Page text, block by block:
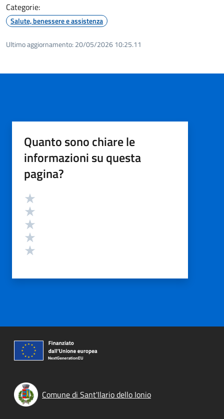
Categorie:
Salute, benessere e assistenza
Ultimo aggiornamento: 20/05/2026 10:25.11
Quanto sono chiare le
informazioni su questa
pagina?
Valutazione
Comune di Sant'Ilario dello Ionio